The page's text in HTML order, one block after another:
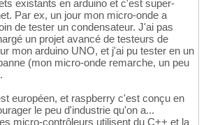
existants en arduino et c'est super-
Par ex, un jour mon micro-onde a
de tester un condensateur. J'ai pas
un projet avancé de testeurs de
mon arduino UNO, et j'ai pu tester en un
(mon micro-onde remarche, un peu
européen, et raspberry c'est conçu en
le peu d'industrie qu'on a...
micro-contrôleurs utilisent du C++ et la